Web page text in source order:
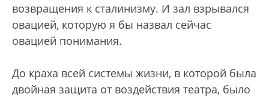
возвращения к сталинизму. И зал взрывался
овацией, которую я бы назвал сейчас
овацией понимания.
До краха всей системы жизни, в которой была
двойная защита от воздействия театра, было